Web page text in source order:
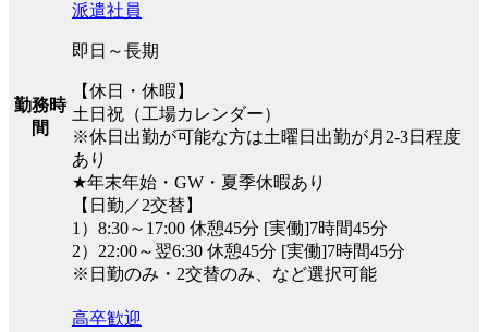
勤務時
間
派遣社員
即日～長期
【休日・休暇】
土日祝（工場カレンダー）
※休日出勤が可能な方は土曜日出勤が月2-3日程度
あり
★年末年始・GW・夏季休暇あり
【日勤／2交替】
1）8:30～17:00 休憩45分 [実働]7時間45分
2）22:00～翌6:30 休憩45分 [実働]7時間45分
※日勤のみ・2交替のみ、など選択可能
高卒歓迎